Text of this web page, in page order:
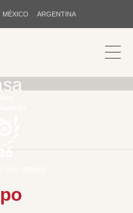
MÉXICO ARGENTINA